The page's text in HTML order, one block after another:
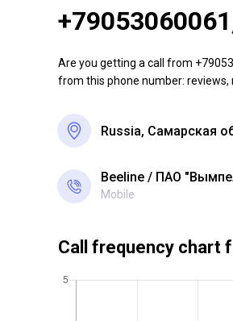
Are you getting a call from
from this phone number:
Russia, Самарская
Beeline ПАО
Mobile
Call frequency chart